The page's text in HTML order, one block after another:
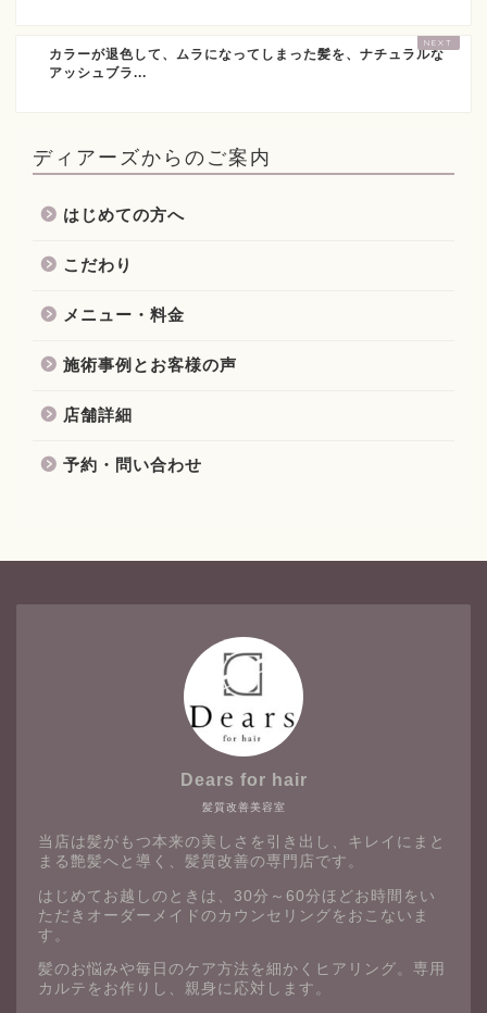
カラーが退色して、ムラになってしまった髪を、ナチュラルな
アッシュブラ...
ディアーズからのご案内
はじめての方へ
こだわり
メニュー・料金
施術事例とお客様の声
店舗詳細
予約・問い合わせ
髪質改善美容室
Dears for hair
当店は髪がもつ本来の美しさを引き出し、キレイにまと
まる艶髪へと導く、髪質改善の専門店です。
はじめてお越しのときは、30分～60分ほどお時間をい
ただきオーダーメイドのカウンセリングをおこないま
す。
髪のお悩みや毎日のケア方法を細かくヒアリング。専用
カルテをお作りし、親身に応対します。